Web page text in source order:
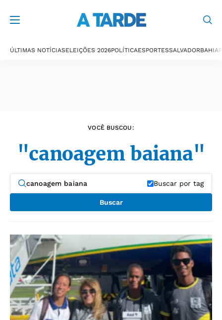
ÚLTIMAS NOTÍCIASELEIÇÕES 2026POLÍTICAESPORTESSALVADORBAHIA
VOCÊ BUSCOU:
"canoagem baiana"
Buscar por tag
Buscar